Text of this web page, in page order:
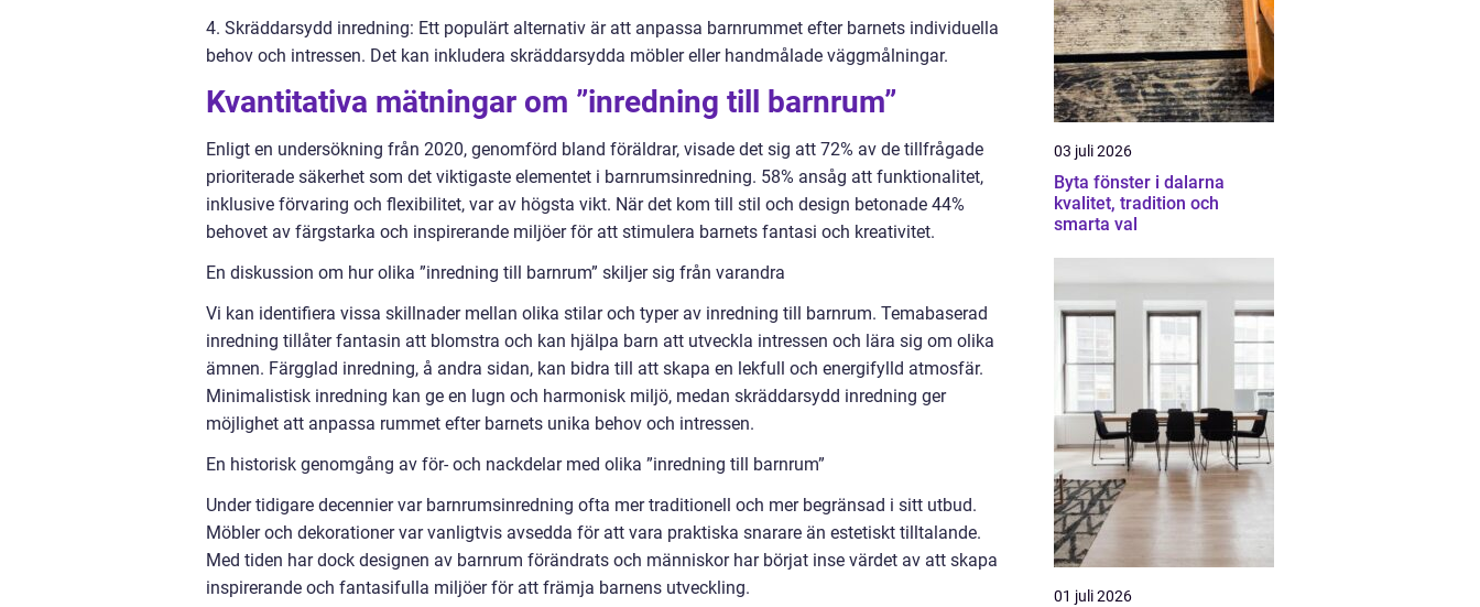
4. Skräddarsydd inredning: Ett populärt alternativ är att anpassa barnrummet efter barnets individuella
behov och intressen. Det kan inkludera skräddarsydda möbler eller handmålade väggmålningar.
Kvantitativa mätningar om ”inredning till barnrum”
Enligt en undersökning från 2020, genomförd bland föräldrar, visade det sig att 72% av de tillfrågade
prioriterade säkerhet som det viktigaste elementet i barnrumsinredning. 58% ansåg att funktionalitet,
inklusive förvaring och flexibilitet, var av högsta vikt. När det kom till stil och design betonade 44%
behovet av färgstarka och inspirerande miljöer för att stimulera barnets fantasi och kreativitet.
En diskussion om hur olika ”inredning till barnrum” skiljer sig från varandra
Vi kan identifiera vissa skillnader mellan olika stilar och typer av inredning till barnrum. Temabaserad
inredning tillåter fantasin att blomstra och kan hjälpa barn att utveckla intressen och lära sig om olika
ämnen. Färgglad inredning, å andra sidan, kan bidra till att skapa en lekfull och energifylld atmosfär.
Minimalistisk inredning kan ge en lugn och harmonisk miljö, medan skräddarsydd inredning ger
möjlighet att anpassa rummet efter barnets unika behov och intressen.
En historisk genomgång av för- och nackdelar med olika ”inredning till barnrum”
Under tidigare decennier var barnrumsinredning ofta mer traditionell och mer begränsad i sitt utbud.
Möbler och dekorationer var vanligtvis avsedda för att vara praktiska snarare än estetiskt tilltalande.
Med tiden har dock designen av barnrum förändrats och människor har börjat inse värdet av att skapa
inspirerande och fantasifulla miljöer för att främja barnens utveckling.
03 juli 2026
Byta fönster i dalarna
kvalitet, tradition och
smarta val
01 juli 2026